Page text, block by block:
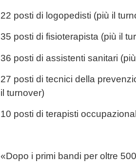
22 posti di logopedisti (più il
35 posti di fisioterapista (più il
36 posti di assistenti sanitari
27 posti di tecnici della
il turnover)
10 posti di terapisti
«Dopo i primi bandi per oltre